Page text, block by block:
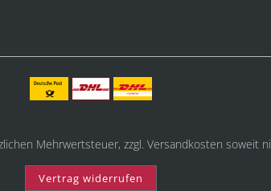
Mehrwertsteuer, zzgl. Versandkosten soweit
Vertrag widerrufen